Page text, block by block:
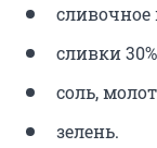
сливочное
сливки
соль,
зелень.